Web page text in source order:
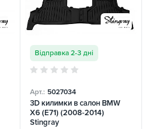
Відправка 2-3 дні
Арт.: 5027034
3D килимки в салон BMW
X6 (E71) (2008-2014)
Stingray